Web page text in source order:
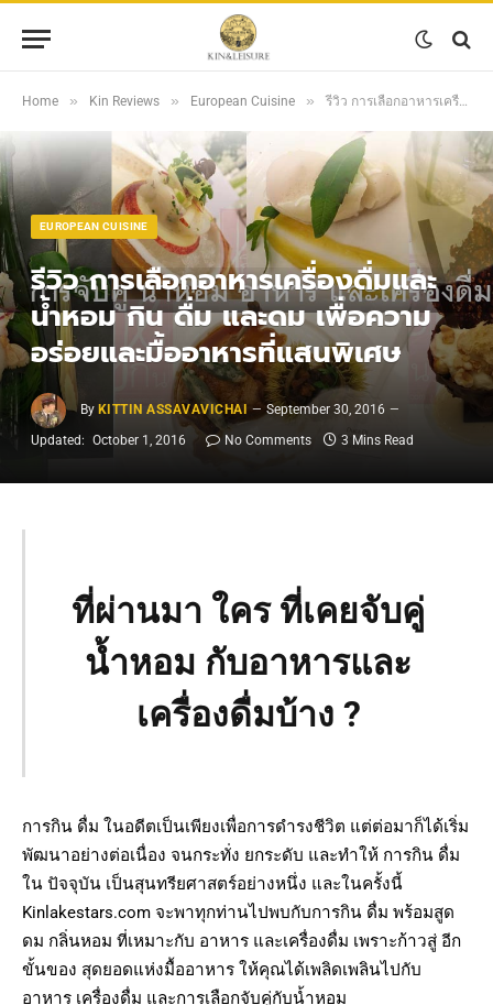
Home » Kin Reviews » European Cuisine » รีวิว การเลือกอาหารเครื่องดื่มและน้ำหอม กิน ดื่ม และดม เพื่อความอร่อยและมื้ออาหารที่แสนพิเศษ
EUROPEAN CUISINE
รีวิว การเลือกอาหารเครื่องดื่มและ
น้ำหอม กิน ดื่ม และดม เพื่อความ
อร่อยและมื้ออาหารที่แสนพิเศษ
By KITTIN ASSAVAVICHAI
September 30, 2016
Updated: October 1, 2016 No Comments 3 Mins Read
ที่ผ่านมา ใคร ที่เคยจับคู่
น้ำหอม กับอาหารและ
เครื่องดื่มบ้าง ?
การกิน ดื่ม ในอดีตเป็นเพียงเพื่อการดำรงชีวิต แต่ต่อมาก็ได้เริ่ม
พัฒนาอย่างต่อเนื่อง จนกระทั่ง ยกระดับ และทำให้ การกิน ดื่ม
ใน ปัจจุบัน เป็นสุนทรียศาสตร์อย่างหนึ่ง และในครั้งนี้
Kinlakestars.com จะพาทุกท่านไปพบกับการกิน ดื่ม พร้อมสูด
ดม กลิ่นหอม ที่เหมาะกับ อาหาร และเครื่องดื่ม เพราะก้าวสู่ อีก
ขั้นของ สุดยอดแห่งมื้ออาหาร ให้คุณได้เพลิดเพลินไปกับ
อาหาร เครื่องดื่ม และการเลือกจับคู่กับน้ำหอม